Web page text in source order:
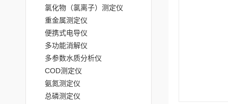
氯化物（氯离子）测定仪
重金属测定仪
便携式电导仪
多功能消解仪
多参数水质分析仪
COD测定仪
氨氮测定仪
总磷测定仪